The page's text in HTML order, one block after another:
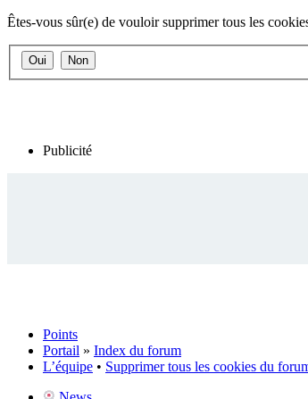
Êtes-vous sûr(e) de vouloir supprimer tous les
Publicité
Points
Portail » Index du forum
L’équipe • Supprimer tous les cookies du